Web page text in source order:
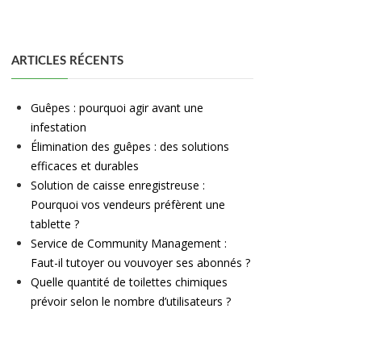
ARTICLES RÉCENTS
Guêpes : pourquoi agir avant une
infestation
Élimination des guêpes : des solutions
efficaces et durables
Solution de caisse enregistreuse :
Pourquoi vos vendeurs préfèrent une
tablette ?
Service de Community Management :
Faut-il tutoyer ou vouvoyer ses abonnés ?
Quelle quantité de toilettes chimiques
prévoir selon le nombre d’utilisateurs ?